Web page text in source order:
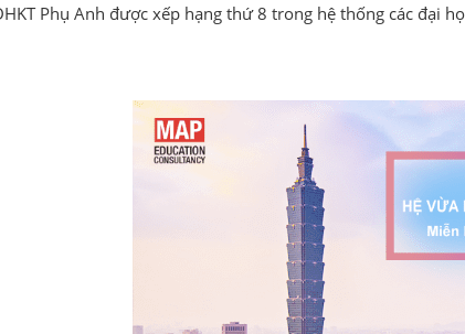
Phụ Anh được xếp hạng thứ 8 trong hệ thống các đại